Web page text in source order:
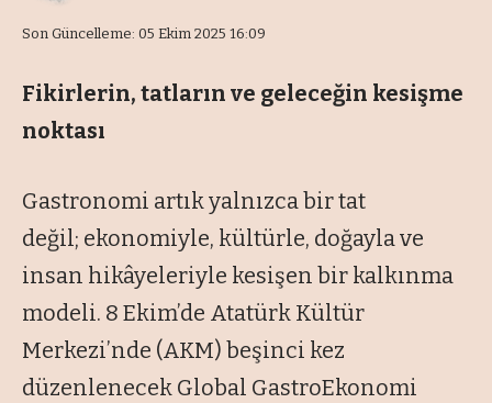
Son Güncelleme: 05 Ekim 2025 16:09
Fikirlerin, tatların ve geleceğin kesişme
noktası
Gastronomi artık yalnızca bir tat
değil; ekonomiyle, kültürle, doğayla ve
insan hikâyeleriyle kesişen bir kalkınma
modeli. 8 Ekim’de Atatürk Kültür
Merkezi’nde (AKM) beşinci kez
düzenlenecek Global GastroEkonomi